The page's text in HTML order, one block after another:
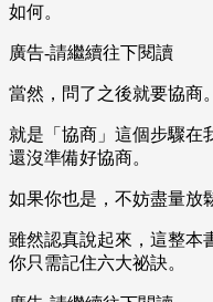
如何。
廣告-請繼續往下閱讀
當然，問了之後就要協商。
就是「協商」這個步驟在
還沒準備好協商。
如果你也是，不妨盡量放
雖然認真說起來，這整本
你只需記住六大祕訣。